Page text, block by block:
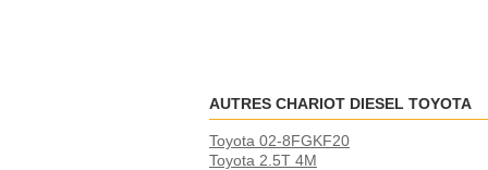
AUTRES CHARIOT DIESEL TOYOTA
Toyota 02-8FGKF20
Toyota 2.5T 4M